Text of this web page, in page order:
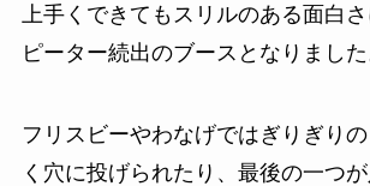
上手くできてもスリルのある面白
ピーター続出のブースとなりました
フリスビーやわなげではぎりぎり
く穴に投げられたり、最後の一つ